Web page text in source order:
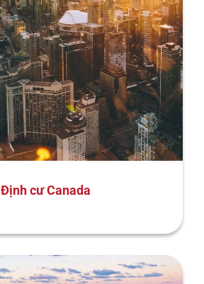
Định cư Canada